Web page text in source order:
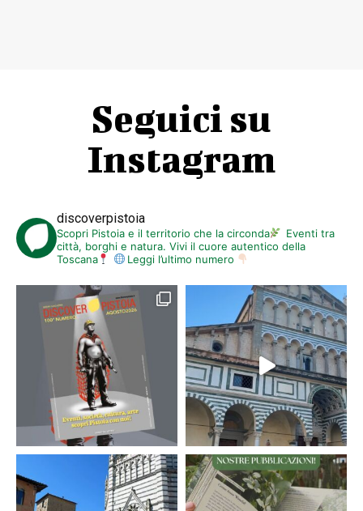
Seguici su
Instagram
discoverpistoia
Scopri Pistoia e il territorio che la circonda
Eventi tra
città, borghi e natura. Vivi il cuore autentico della
Toscana
Leggi l’ultimo numero